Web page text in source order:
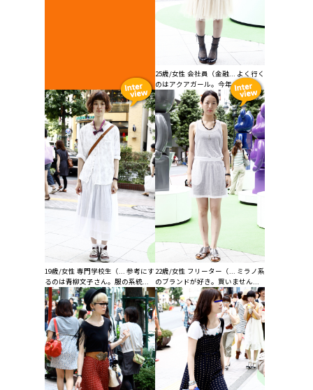
25歳/女性 会社員（金融... よく行く
のはアクアガール。今年こそお...
19歳/女性 専門学校生（... 参考にす
るのは青柳文子さん。服の系統...
22歳/女性 フリーター（... ミラノ系
のブランドが好き。買いません...